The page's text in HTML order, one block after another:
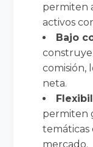
permiten
activos
Bajo
construye
comisión,
neta.
permiten
temáticas
mercado.